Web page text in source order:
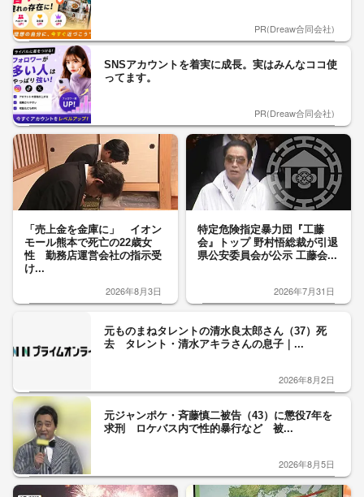
PR(Dreaw合同会社)
SNSアカウントを着実に成長。実はみんなココ使
ってます。
PR(Dreaw合同会社)
「売上金を金庫に」 イオン
モール熊本で死亡の22歳女
性 勤務店運営会社の指示受
け...
2026年8月3日
特定危険指定暴力団『工藤
会』トップ 野村悟総裁が引退
県公安委員会が公示 工藤会...
2026年7月31日
元ものまねタレントの清水良太郎さん（37）死
去 タレント・清水アキラさんの息子｜...
2026年8月2日
元ジャンポケ・斉藤慎二被告（43）に懲役7年を
求刑 ロケバス内で性的暴行など 被...
2026年8月5日